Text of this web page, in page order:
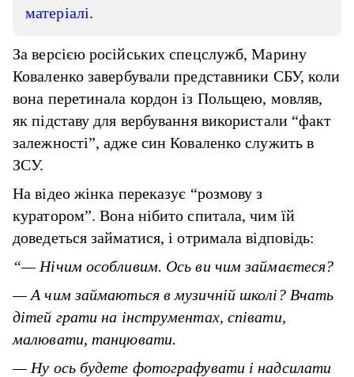
матеріалі.
За версією російських спецслужб, Марину
Коваленко завербували представники СБУ, коли
вона перетинала кордон із Польщею, мовляв,
як підставу для вербування використали “факт
залежності”, адже син Коваленко служить в
ЗСУ.
На відео жінка переказує “розмову з
куратором”. Вона нібито спитала, чим їй
доведеться займатися, і отримала відповідь:
“— Нічим особливим. Ось ви чим займаєтеся?
— А чим займаються в музичній школі? Вчать
дітей грати на інструментах, співати,
малювати, танцювати.
— Ну ось будете фотографувати і надсилати